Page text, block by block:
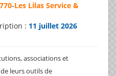
-Les Lilas Service &
: 11 juillet 2026
associations et
leurs outils de